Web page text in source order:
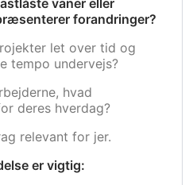
vaner eller
forandringer?
let over tid og
tempo undervejs?
hvad
deres hverdag?
relevant for jer.
er vigtig: